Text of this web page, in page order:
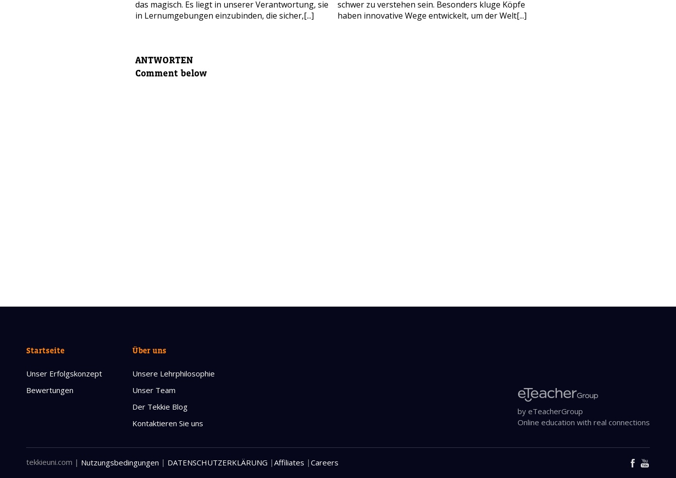
das magisch. Es liegt in unserer Verantwortung, sie
in Lernumgebungen einzubinden, die sicher,[...]
schwer zu verstehen sein. Besonders kluge Köpfe
haben innovative Wege entwickelt, um der Welt[...]
ANTWORTEN
Comment below
Startseite
Unser Erfolgskonzept
Bewertungen
Über uns
Unsere Lehrphilosophie
Unser Team
Der Tekkie Blog
Kontaktieren Sie uns
by eTeacherGroup
Online education with real connections
tekkieuni.com | Nutzungsbedingungen | DATENSCHUTZERKLÄRUNG | Affiliates | Careers
Eltern vollständiger Name
Alter Ihres Kindes
Eltern E-Mail